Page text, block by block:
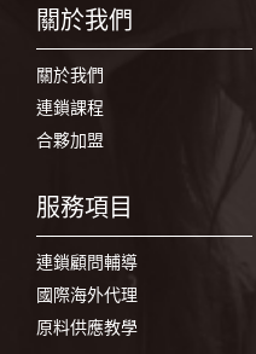
關於我們
關於我們
連鎖課程
合夥加盟
服務項目
連鎖顧問輔導
國際海外代理
原料供應教學